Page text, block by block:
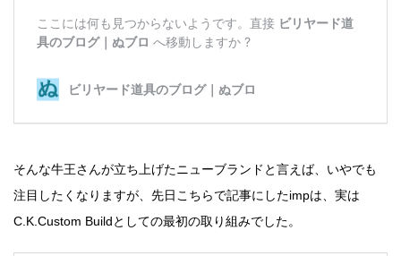
そんな牛王さんが立ち上げたニューブランドと言えば、いやでも
注目したくなりますが、先日こちらで記事にしたimpは、実は
C.K.Custom Buildとしての最初の取り組みでした。